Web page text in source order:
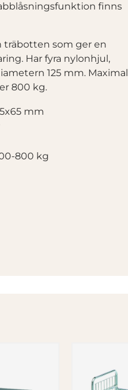
finns
träbotten som ger en
Har fyra nylonhjul,
125 mm. Maximal
800 kg.
mm
800 kg